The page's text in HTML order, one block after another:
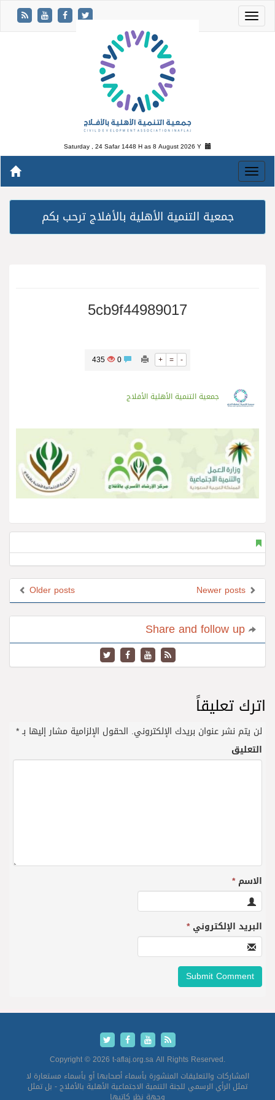
Saturday , 24 Safar 1448 H as8 August 2026 Y
جمعية التنمية الأهلية بالأفلاج ترحب بكم
5cb9f44989017
+ = -
435
جمعية التنمية الأهلية الأفلاج
Older posts
اترك تعليقاً
لن يتم نشر عنوان بريدك الإلكتروني. الحقول الإلزامية مشار إليها بـ*
التعليق
الاسم*
البريد الإلكتروني*
Copyright © 2026 t-aflaj.org.sa All Rights Reserved.
المشاركات والتعليقات المنشورة بأسماء أصحابها أو بأسماء مستعارة لا
تمثل الرأي الرسمي للجنة التنمية الاجتماعية الأهلية بالأفلاج - بل تمثل
وجهة نظر كاتبها